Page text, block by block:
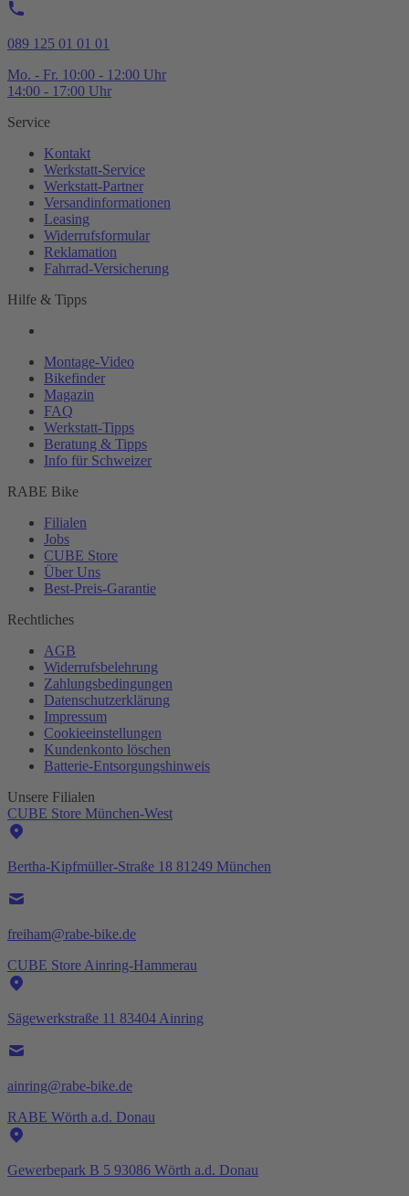
089 125 01 01 01
Mo. - Fr. 10:00 - 12:00 Uhr
14:00 - 17:00 Uhr
Service
Kontakt
Werkstatt-Service
Werkstatt-Partner
Versandinformationen
Leasing
Widerrufsformular
Reklamation
Fahrrad-Versicherung
Hilfe & Tipps
Montage-Video
Bikefinder
Magazin
FAQ
Werkstatt-Tipps
Beratung & Tipps
Info für Schweizer
RABE Bike
Filialen
Jobs
CUBE Store
Über Uns
Best-Preis-Garantie
Rechtliches
AGB
Widerrufsbelehrung
Zahlungsbedingungen
Datenschutzerklärung
Impressum
Cookieeinstellungen
Kundenkonto löschen
Batterie-Entsorgungshinweis
Unsere Filialen
CUBE Store München-West
Bertha-Kipfmüller-Straße 18 81249 München
freiham@rabe-bike.de
CUBE Store Ainring-Hammerau
Sägewerkstraße 11 83404 Ainring
ainring@rabe-bike.de
RABE Wörth a.d. Donau
Gewerbepark B 5 93086 Wörth a.d. Donau